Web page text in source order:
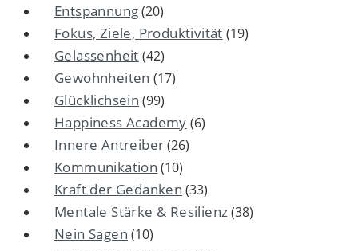
Entspannung(20)
Fokus, Ziele, Produktivität (19)
Gelassenheit (42)
Gewohnheiten (17)
Glücklichsein (99)
Happiness Academy (6)
Innere Antreiber(26)
Kommunikation (10)
Kraft der Gedanken (33)
Mentale Stärke & Resilienz(38)
Nein Sagen (10)